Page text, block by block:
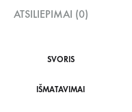
ATSILIEPIMAI (0)
SVORIS
IŠMATAVIMAI